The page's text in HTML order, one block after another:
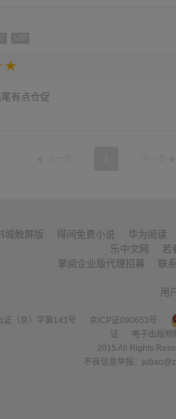
有点仓促
城触屏版 得间免费小说
华为阅读
乐中文网
若
掌阅企业版代理招募
联
用
证（京）字第143号
京ICP证090653号
证
电子出版
2015 All Rights
不良信息举报：